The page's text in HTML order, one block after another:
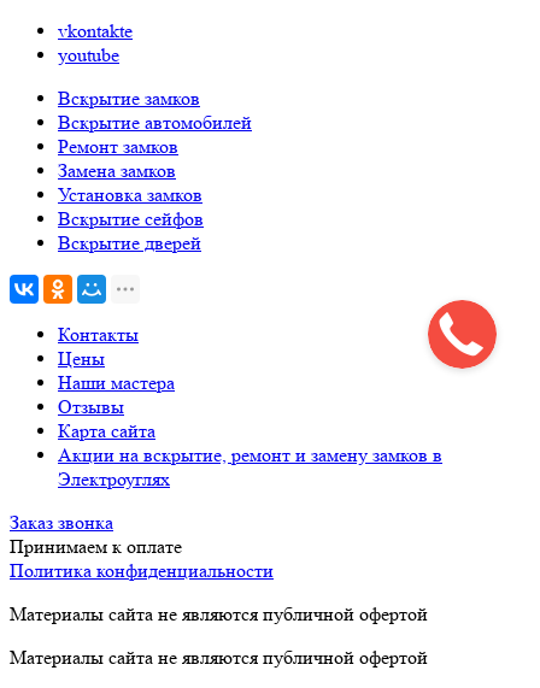
vkontakte
youtube
Вскрытие замков
Вскрытие автомобилей
Ремонт замков
Замена замков
Установка замков
Вскрытие сейфов
Вскрытие дверей
Контакты
Цены
Наши мастера
Отзывы
Карта сайта
Акции на вскрытие, ремонт и замену замков в
Электроуглях
Заказ звонка
Принимаем к оплате
Политика конфиденциальности
Материалы сайта не являются публичной офертой
Материалы сайта не являются публичной офертой